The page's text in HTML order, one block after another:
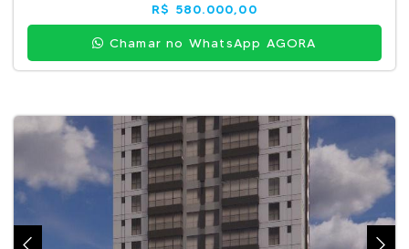
R$ 580.000,00
Chamar no WhatsApp AGORA